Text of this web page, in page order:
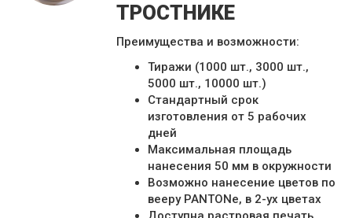
ТРОСТНИКЕ
Преимущества и возможности:
Тиражи (1000 шт., 3000 шт.,
5000 шт., 10000 шт.)
Стандартный срок
изготовления от 5 рабочих
дней
Максимальная площадь
нанесения 50 мм в окружности
Возможно нанесение цветов по
вееру PANTONe, в 2-ух цветах